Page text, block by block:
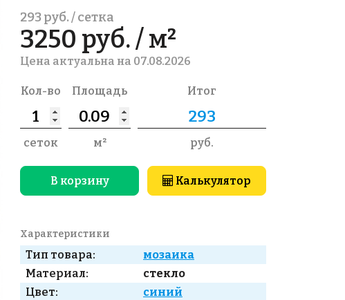
293 руб. / сетка
3250 руб. / м²
Цена актуальна на 07.08.2026
Кол-во
сеток
Площадь
м²
Итог
руб.
В корзину Калькулятор
Характеристики
Тип товара:
мозаика
Материал:
стекло
Цвет:
синий